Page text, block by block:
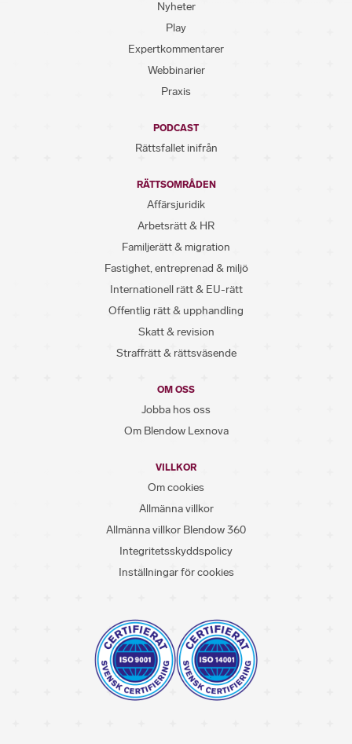
Nyheter
Play
Expertkommentarer
Webbinarier
Praxis
PODCAST
Rättsfallet inifrån
RÄTTSOMRÅDEN
Affärsjuridik
Arbetsrätt & HR
Familjerätt & migration
Fastighet, entreprenad & miljö
Internationell rätt & EU-rätt
Offentlig rätt & upphandling
Skatt & revision
Straffrätt & rättsväsende
OM OSS
Jobba hos oss
Om Blendow Lexnova
VILLKOR
Om cookies
Allmänna villkor
Allmänna villkor Blendow 360
Integritetsskyddspolicy
Inställningar för cookies